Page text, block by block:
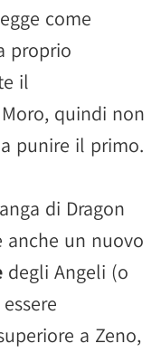
come
proprio
il
quindi non
punire il primo.
di Dragon
anche un nuovo
degli Angeli (o
a Zeno,